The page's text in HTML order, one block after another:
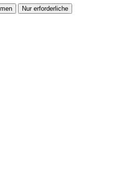
Nur erforderliche